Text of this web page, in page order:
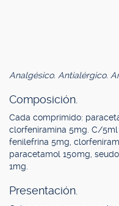
Analgésico. Antialérgico.
Composición.
Cada comprimido:
clorfeniramina 5mg. C/5ml
fenilefrina 5mg,
paracetamol 150mg,
1mg.
Presentación.